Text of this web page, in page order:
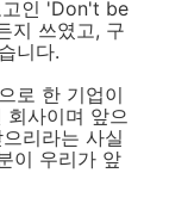
고인 'Don't be
지 쓰였고, 구
니다.
로 한 기업이
회사이며 앞으
리라는 사실
이 우리가 앞